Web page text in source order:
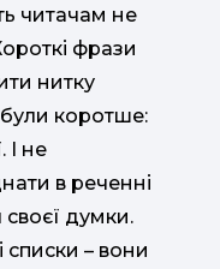
читачам не
фрази
нитку
коротше:
І не
в реченні
своєї думки.
– вони